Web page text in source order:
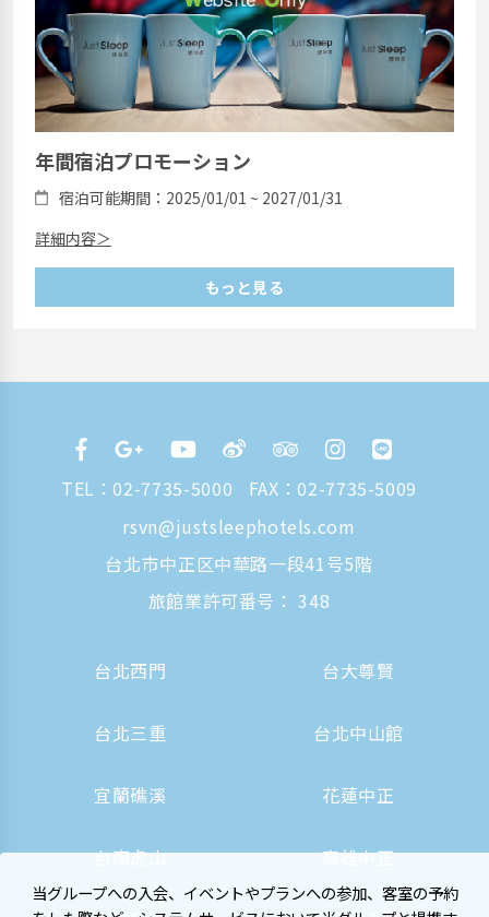
年間宿泊プロモーション
宿泊可能期間：2025/01/01 ~ 2027/01/31
詳細内容＞
もっと見る
TEL： 02-7735-5000
FAX：02-7735-5009
rsvn@justsleephotels.com
台北市中正区中華路一段41号5階
旅館業許可番号： 348
台北西門 台大尊賢
台北三重 台北中山館
宜蘭礁溪 花蓮中正
台南虎山 高雄中正
当グループへの入会、イベントやプランへの参加、客室の予約